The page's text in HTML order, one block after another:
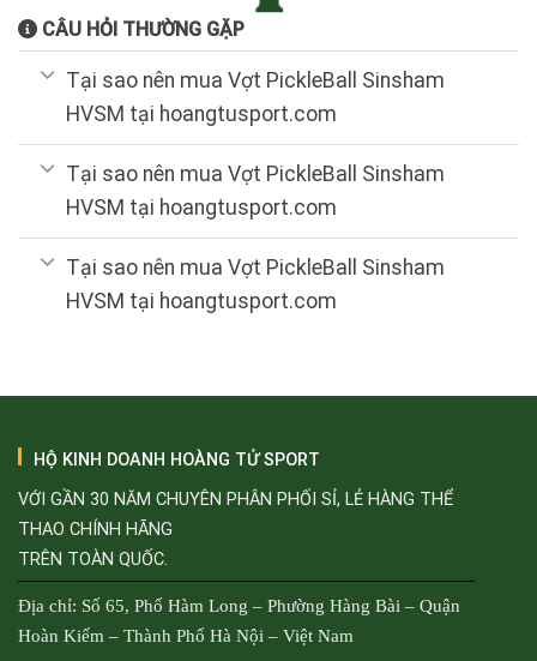
CÂU HỎI THƯỜNG GẶP
Tại sao nên mua Vợt PickleBall Sinsham
HVSM tại hoangtusport.com
Tại sao nên mua Vợt PickleBall Sinsham
HVSM tại hoangtusport.com
Tại sao nên mua Vợt PickleBall Sinsham
HVSM tại hoangtusport.com
HỘ KINH DOANH HOÀNG TỬ SPORT
VỚI GẦN 30 NĂM CHUYÊN PHÂN PHỐI SỈ, LẺ HÀNG THỂ
THAO CHÍNH HÃNG
TRÊN TOÀN QUỐC.
Địa chỉ: Số 65, Phố Hàm Long – Phường Hàng Bài – Quận
Hoàn Kiếm – Thành Phố Hà Nội – Việt Nam